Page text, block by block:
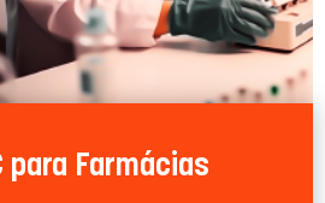
para Farmácias